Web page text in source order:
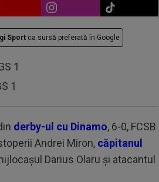
Sport ca sursă preferată în Google
1
1
derby-ul cu Dinamo, 6-0, FCSB
Andrei Miron, căpitanul
Darius Olaru și atacantul